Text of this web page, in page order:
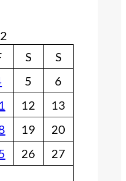
S
S
5
6
12
13
19
20
26
27